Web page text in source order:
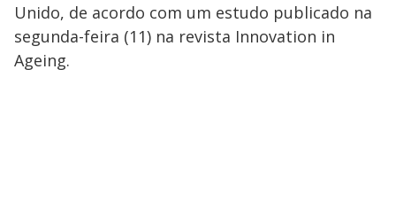
Unido, de acordo com um estudo publicado na
segunda-feira (11) na revista Innovation in
Ageing.